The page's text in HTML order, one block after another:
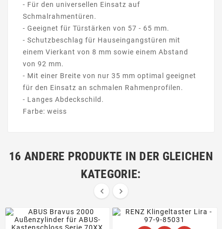
- Für den universellen Einsatz auf
Schmalrahmentüren.
- Geeignet für Türstärken von 57 - 65 mm.
- Schutzbeschlag für Hauseingangstüren mit
einem Vierkant von 8 mm sowie einem Abstand
von 92 mm.
- Mit einer Breite von nur 35 mm optimal geeignet
für den Einsatz an schmalen Rahmenprofilen.
- Langes Abdeckschild.
Farbe: weiss
16 ANDERE PRODUKTE IN DER GLEICHEN
KATEGORIE:
 